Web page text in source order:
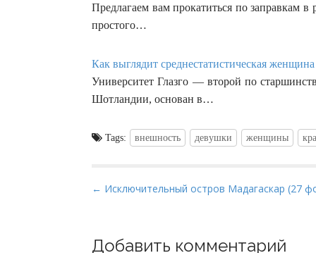
Предлагаем вам прокатиться по заправкам
простого…
Как выглядит среднестатистическая
Университет Глазго — второй по
Шотландии, основан в…
Tags: внешность девушки женщины
P
t
← Исключительный остров Мадагаскар (27
Добавить комментарий